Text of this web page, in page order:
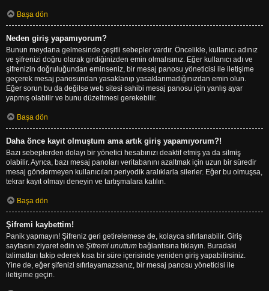
Başa dön
Neden giriş yapamıyorum?
Bunun meydana gelmesinde çeşitli sebepler vardır. Öncelikle, kullanıcı adınız
ve şifrenizi doğru olarak girdiğinizden emin olmalısınız. Eğer kullanıcı adı ve
şifrenizin doğruluğundan eminseniz, bir mesaj panosu yöneticisi ile iletişime
geçerek mesaj panosundan yasaklanıp yasaklanmadığınızdan emin olun.
Eğer sorun bu da değilse web sitesi sahibi mesaj panosu için yanlış ayar
yapmış olabilir ve bunu düzeltmesi gerekebilir.
Başa dön
Daha önce kayıt olmuştum ama artık giriş yapamıyorum?!
Bazı sebeplerden dolayı bir yönetici hesabınızı deaktif etmiş ya da silmiş
olabilir. Ayrıca, bazı mesaj panoları veritabanını azaltmak için uzun bir süredir
mesaj göndermeyen kullanıcıları periyodik aralıklarla silerler. Eğer bu olmuşsa,
tekrar kayıt olmayı deneyin ve tartışmalara katılın.
Başa dön
Şifremi kaybettim!
Panik yapmayın! Şifreniz geri getirelemese de, kolayca sıfırlanabilir. Giriş
sayfasını ziyaret edin ve Şifremi unuttum bağlantısına tıklayın. Buradaki
talimatları takip ederek kısa bir süre içerisinde yeniden giriş yapabilirsiniz.
Yine de, eğer şifenizi sıfırlayamazsanız, bir mesaj panosu yöneticisi ile
iletişime geçin.